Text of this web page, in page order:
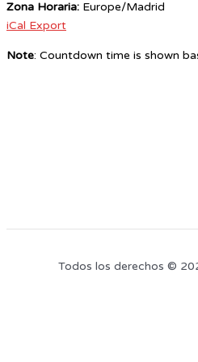
Zona Horaria: Europe/Madrid
iCal Export
Note: Countdown time is shown
Todos los derechos ©